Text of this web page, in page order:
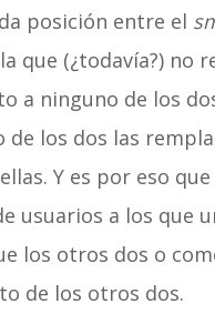
posición entre el
que (¿todavía?) no
a ninguno de los
de los dos las
Y es por eso que
usuarios a los que
los otros dos o
de los otros dos.